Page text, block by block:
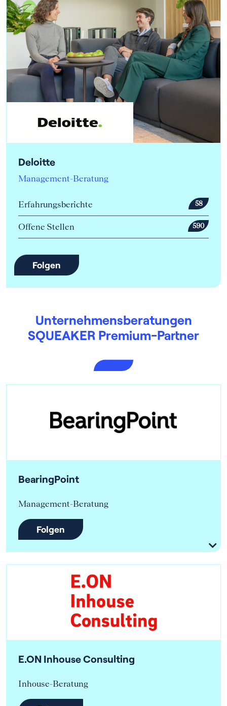
Deloitte
Management-Beratung
Erfahrungsberichte 58
Offene Stellen 590
Folgen
Unternehmens­beratungen
SQUEAKER Premium-Partner
BearingPoint
Management-Beratung
Folgen
E.ON Inhouse Consulting
Inhouse-Beratung